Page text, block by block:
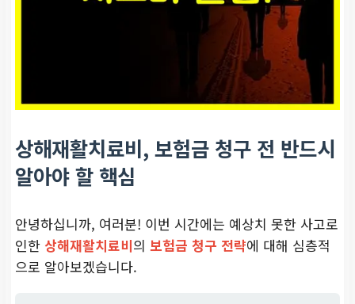
상해재활치료비, 보험금 청구 전 반드시
알아야 할 핵심
안녕하십니까, 여러분! 이번 시간에는 예상치 못한 사고로
인한 상해재활치료비의 보험금 청구 전략에 대해 심층적
으로 알아보겠습니다.